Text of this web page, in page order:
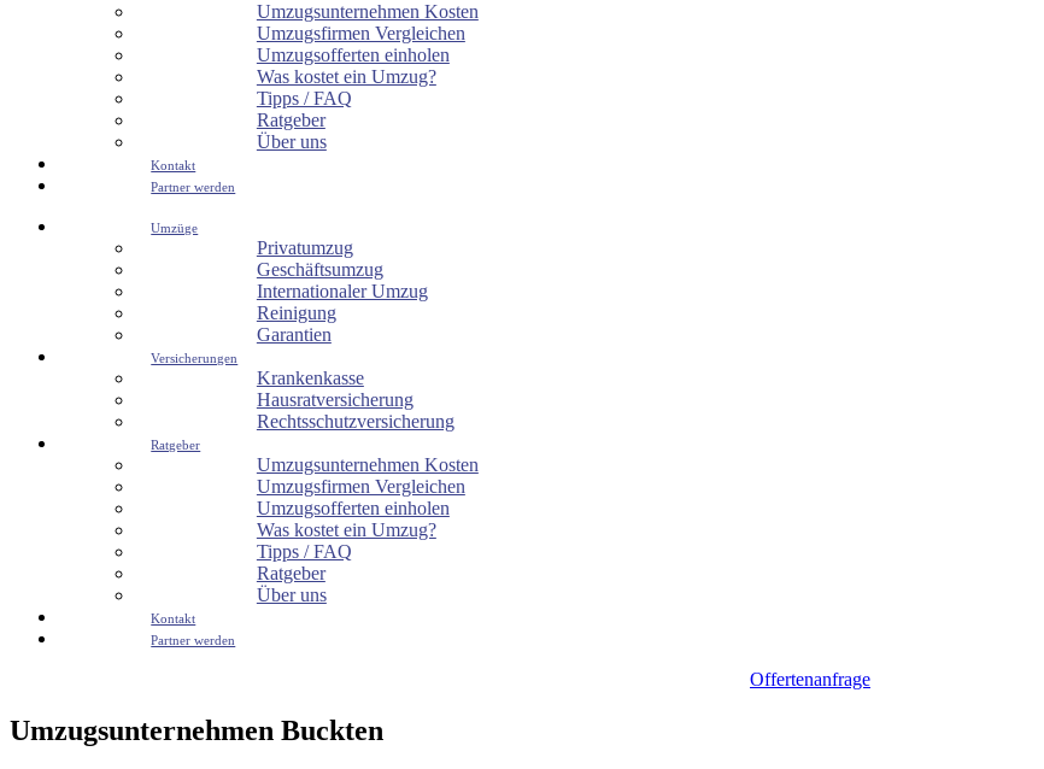
Umzugsunternehmen Kosten
Umzugsfirmen Vergleichen
Umzugsofferten einholen
Was kostet ein Umzug?
Tipps / FAQ
Ratgeber
Über uns
Kontakt
Partner werden
Umzüge
Privatumzug
Geschäftsumzug
Internationaler Umzug
Reinigung
Garantien
Versicherungen
Krankenkasse
Hausratversicherung
Rechtsschutzversicherung
Ratgeber
Umzugsunternehmen Kosten
Umzugsfirmen Vergleichen
Umzugsofferten einholen
Was kostet ein Umzug?
Tipps / FAQ
Ratgeber
Über uns
Kontakt
Partner werden
Offertenanfrage
Umzugsunternehmen Buckten